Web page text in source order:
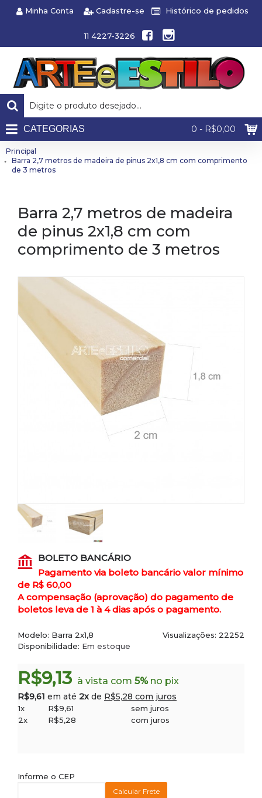
Minha Conta Cadastre-se Histórico de pedidos
11 4227-3226
0 - R$0,00
CATEGORIAS
Principal
Barra 2,7 metros de madeira de pinus 2x1,8 cm com comprimento
de 3 metros
Barra 2,7 metros de madeira
de pinus 2x1,8 cm com
comprimento de 3 metros
BOLETO BANCÁRIO
Pagamento via boleto bancário valor mínimo
de R$ 60,00
A compensação (aprovação) do pagamento de
boletos leva de 1 à 4 dias após o pagamento.
Visualizações: 22252
Modelo: Barra 2x1,8
Disponibilidade: Em estoque
R$9,13 à vista com 5%no pix
R$9,61 em até 2x de R$5,28 com juros
1x R$9,61
sem juros
2x
R$5,28 com juros
Informe o CEP
Calcular Frete